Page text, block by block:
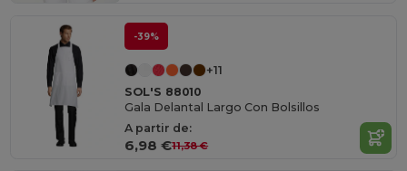
-39%
+11
SOL'S 88010
Gala Delantal Largo Con Bolsillos
A partir de:
6,98 €11,38 €